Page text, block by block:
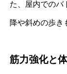
た、屋内でのバ
降や斜めの歩き
筋力強化と